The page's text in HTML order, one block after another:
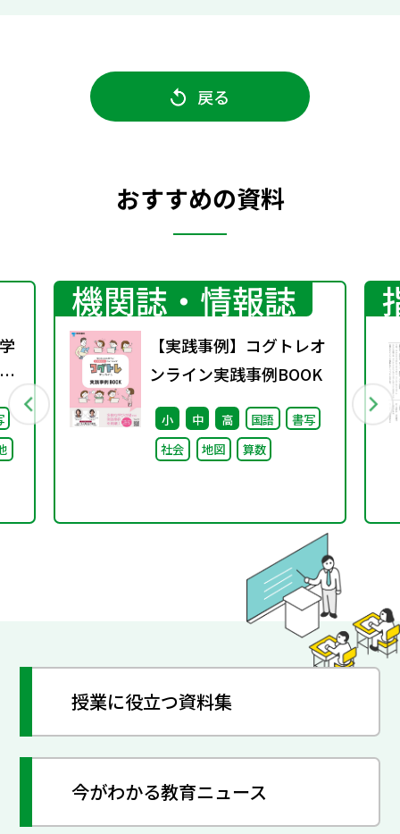
戻る
おすすめの資料
機関誌・情報誌
【実践事例】コグトレオ
ンライン実践事例BOOK
小 中 高 国語
書写
社会
地図 算数
授業に役立つ資料集
今がわかる教育ニュース